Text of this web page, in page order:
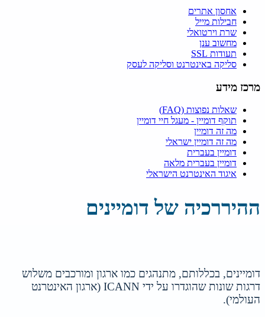
אחסון אתרים
חבילות מייל
שרת וירטואלי
מחשוב ענן
תעודות SSL
סליקה באינטרנט וסליקה לעסק
מרכז מידע
שאלות נפוצות (FAQ)
תוקף דומיין - מעגל חיי דומיין
מה זה דומיין
מה זה דומיין ישראלי
דומיין בעברית
דומיין בעברית מלאה
איגוד האינטרנט הישראלי
ההיררכיה של דומיינים
דומיינים, בכללותם, מתנהגים כמו ארגון ומורכבים משלוש
דרגות שונות שהוגדרו על ידי ICANN (ארגון האינטרנט
העולמי).